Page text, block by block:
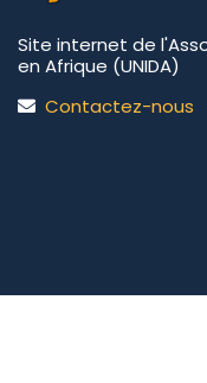
Site internet de
en Afrique (UNIDA)
Contactez-nous